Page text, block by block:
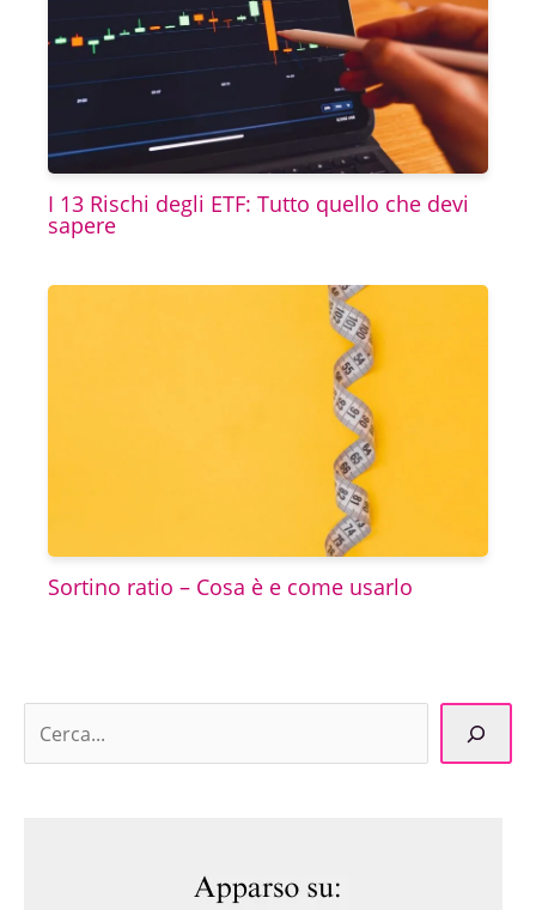
I 13 Rischi degli ETF: Tutto quello che devi
sapere
Sortino ratio – Cosa è e come usarlo